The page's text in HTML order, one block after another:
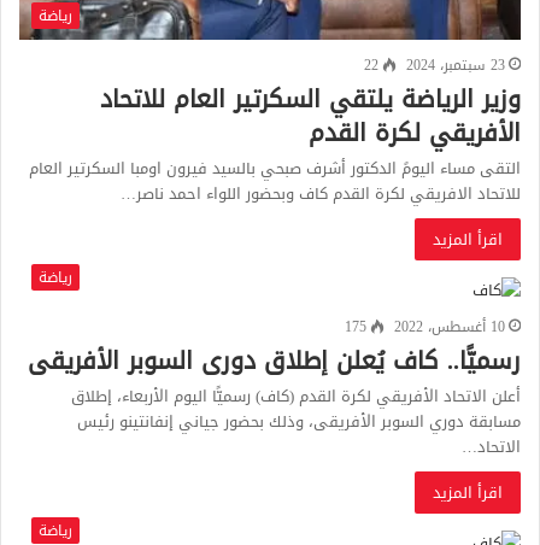
رياضة
23 سبتمبر، 2024
22
وزير الرياضة يلتقي السكرتير العام للاتحاد
الأفريقي لكرة القدم
التقى مساء اليومً الدكتور أشرف صبحي بالسيد فيرون اومبا السكرتير العام
للاتحاد الافريقي لكرة القدم كاف وبحضور اللواء احمد ناصر…
اقرأ المزيد
رياضة
10 أغسطس، 2022
175
رسميًّا.. كاف يُعلن إطلاق دورى السوبر الأفريقى
أعلن الاتحاد الأفريقي لكرة القدم (كاف) رسميًّا اليوم الأربعاء، إطلاق
مسابقة دوري السوبر الأفريقى، وذلك بحضور جياني إنفانتينو رئيس
الاتحاد…
اقرأ المزيد
رياضة